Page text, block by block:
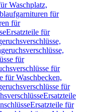
Waschplatz,
für
für
Ersatzteile für
für
für
für Waschbecken,
für
Ersatzteile
Ersatzteile für